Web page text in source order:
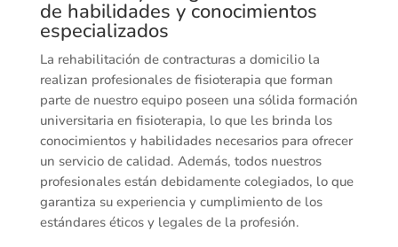
de habilidades y conocimientos
especializados
La rehabilitación de contracturas a domicilio la
realizan profesionales de fisioterapia que forman
parte de nuestro equipo poseen una sólida formación
universitaria en fisioterapia, lo que les brinda los
conocimientos y habilidades necesarios para ofrecer
un servicio de calidad. Además, todos nuestros
profesionales están debidamente colegiados, lo que
garantiza su experiencia y cumplimiento de los
estándares éticos y legales de la profesión.